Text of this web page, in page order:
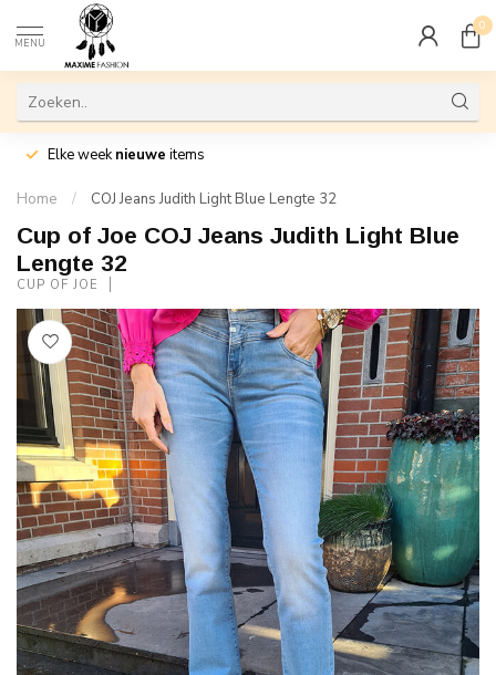
MENU
0
Elke weeknieuwe items
Home / COJ Jeans Judith Light Blue Lengte 32
Cup of Joe COJ Jeans Judith Light Blue
Lengte 32
CUP OF JOE